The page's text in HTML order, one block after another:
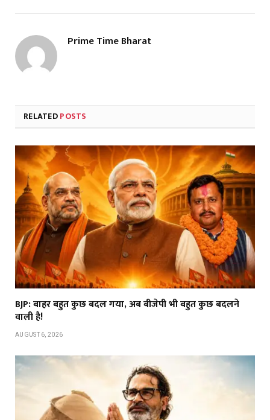
Prime Time Bharat
RELATEDPOSTS
BJP: बाहर बहुत कुछ बदल गया, अब बीजेपी भी बहुत कुछ बदलने
वाली है!
AUGUST 6, 2026